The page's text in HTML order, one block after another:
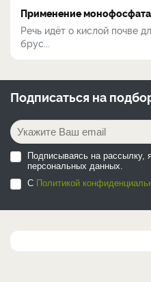
Применение монофосфата
Речь идёт о кислой почве
брус...
Подписаться на
Подписываясь на рассылку,
персональных данных.
С Политикой